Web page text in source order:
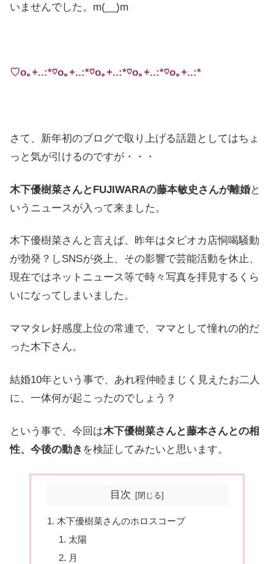
いませんでした。m(__)m
♡o｡+..:*♡o｡+..:*♡o｡+..:*♡o｡+..:*♡o｡+..:*
さて、新年初のブログで取り上げる話題としてはちょ
っと気が引けるのですが・・・
木下優樹菜さんとFUJIWARAの藤本敏史さんが離婚と
いうニュースが入って来ました。
木下優樹菜さんと言えば、昨年はタピオカ店恫喝騒動
が勃発？しSNSが炎上、その影響で芸能活動を休止、
現在ではネットニュース等で時々写真を拝見するくら
いになってしまいました。
ママタレ好感度上位の常連で、ママとして憧れの的だ
った木下さん。
結婚10年という事で、あれ程仲睦まじく見えたお二人
に、一体何が起こったのでしょう？
という事で、今回は木下優樹菜さんと藤本さんとの相
性、今後の動き を検証してみたいと思います。
目次
木下優樹菜さんのホロスコープ
太陽
月